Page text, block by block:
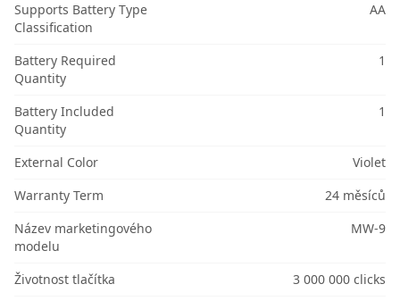
Supports Battery Type
Classification
AA
Battery Required
Quantity
1
Battery Included
Quantity
1
External Color
Violet
Warranty Term
24 měsíců
Název marketingového
modelu
MW-9
Životnost tlačítka
3 000 000 clicks